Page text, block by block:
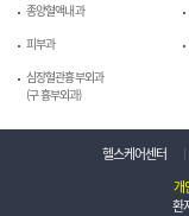
종양혈액내과
피부과
심장혈관흉부외과
(구 흉부외과)
헬스케어센터
개
환